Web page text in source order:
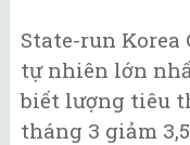
State-run Korea
tự nhiên lớn
biết lượng tiêu
tháng 3 giảm